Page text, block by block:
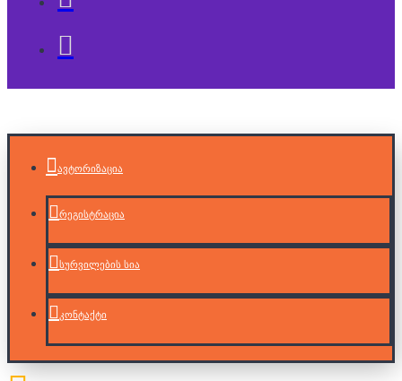
ავტორიზაცია
რეგისტრაცია
სურვილების სია
კონტაქტი